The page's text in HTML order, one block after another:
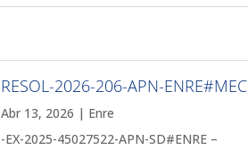
RESOL-2026-206-APN-ENRE#MEC
Abr 13, 2026 | Enre
-EX-2025-45027522-APN-SD#ENRE –